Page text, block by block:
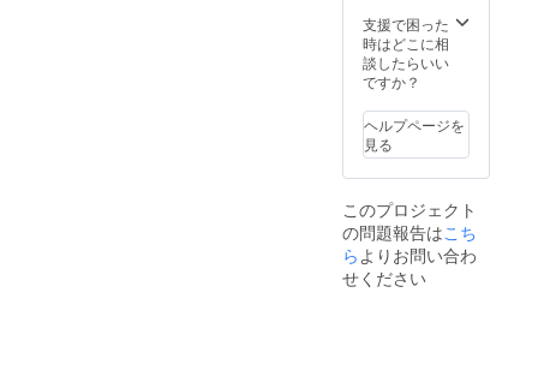
だきま
す。
（機種
依存文
序良俗
に反す
るもの
以外）
ターン
につい
て】
1,000
円、
ては、
プロ
ジェク
ト終了
送りす
るメー
ルをご
い。
支援で困った
時はどこに相
談したらいい
ですか？
ヘルプページを
見る
このプロジェクト
の問題報告はこち
ら よりお問い合わ
せください